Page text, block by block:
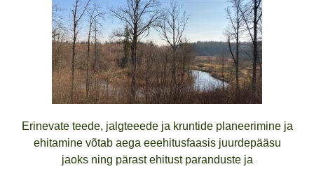
Erinevate teede, jalgteeede ja kruntide planeerimine ja
ehitamine võtab aega eeehitusfaasis juurdepääsu
jaoks ning pärast ehitust paranduste ja